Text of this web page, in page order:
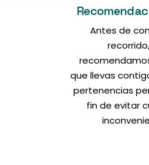
Antes de
que llevas
pertenencias
fin de evitar